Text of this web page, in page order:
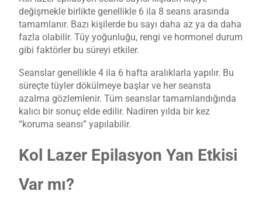
değişmekle birlikte genellikle 6 ila 8 seans arasında
tamamlanır. Bazı kişilerde bu sayı daha az ya da daha
fazla olabilir. Tüy yoğunluğu, rengi ve hormonel durum
gibi faktörler bu süreyi etkiler.
Seanslar genellikle 4 ila 6 hafta aralıklarla yapılır. Bu
süreçte tüyler dökülmeye başlar ve her seansta
azalma gözlemlenir. Tüm seanslar tamamlandığında
kalıcı bir sonuç elde edilir. Nadiren yılda bir kez
“koruma seansı” yapılabilir.
Kol Lazer Epilasyon Yan Etkisi
Var mı?